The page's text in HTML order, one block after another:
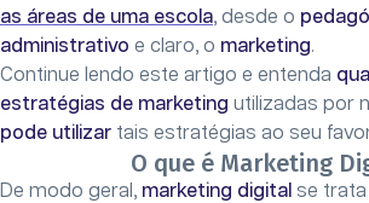
as áreas de uma escola, desde o
administrativo e claro, o marketing.
Continue lendo este artigo e entenda
estratégias de marketing utilizadas por
pode utilizar tais estratégias ao seu
O que é Marketing
De modo geral, marketing digital se